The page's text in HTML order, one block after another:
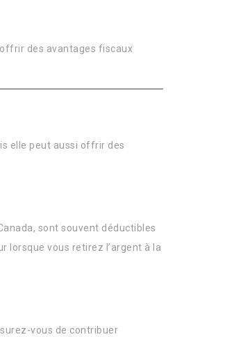
des avantages fiscaux
elle peut aussi offrir des
sont souvent déductibles
lorsque vous retirez l’argent à la
vous de contribuer